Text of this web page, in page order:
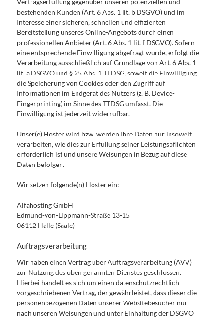
Vertragserfüllung gegenüber unseren potenziellen und
bestehenden Kunden (Art. 6 Abs. 1 lit. b DSGVO) und im
Interesse einer sicheren, schnellen und effizienten
Bereitstellung unseres Online-Angebots durch einen
professionellen Anbieter (Art. 6 Abs. 1 lit. f DSGVO). Sofern
eine entsprechende Einwilligung abgefragt wurde, erfolgt die
Verarbeitung ausschließlich auf Grundlage von Art. 6 Abs. 1
lit. a DSGVO und § 25 Abs. 1 TTDSG, soweit die Einwilligung
die Speicherung von Cookies oder den Zugriff auf
Informationen im Endgerät des Nutzers (z. B. Device-
Fingerprinting) im Sinne des TTDSG umfasst. Die
Einwilligung ist jederzeit widerrufbar.
Unser(e) Hoster wird bzw. werden Ihre Daten nur insoweit
verarbeiten, wie dies zur Erfüllung seiner Leistungspflichten
erforderlich ist und unsere Weisungen in Bezug auf diese
Daten befolgen.
Wir setzen folgende(n) Hoster ein:
Alfahosting GmbH
Edmund-von-Lippmann-Straße 13-15
06112 Halle (Saale)
Auftragsverarbeitung
Wir haben einen Vertrag über Auftragsverarbeitung (AVV)
zur Nutzung des oben genannten Dienstes geschlossen.
Hierbei handelt es sich um einen datenschutzrechtlich
vorgeschriebenen Vertrag, der gewährleistet, dass dieser die
personenbezogenen Daten unserer Websitebesucher nur
nach unseren Weisungen und unter Einhaltung der DSGVO